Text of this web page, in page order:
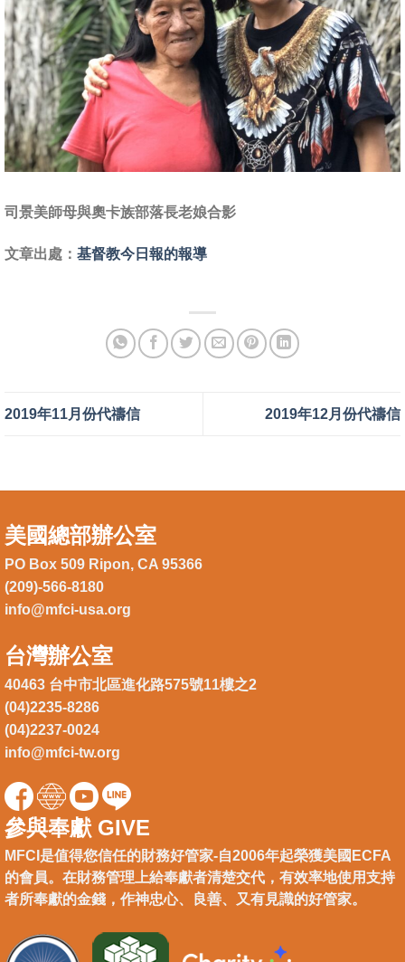
司景美師母與奧卡族部落長老娘合影
文章出處： 基督教今日報的報導
2019年11月份代禱信 2019年12月份代禱信
美國總部辦公室
PO Box 509 Ripon, CA 95366
(209)-566-8180
info@mfci-usa.org
台灣辦公室
40463 台中市北區進化路575號11樓之2
(04)2235-8286
(04)2237-0024
info@mfci-tw.org
參與奉獻 GIVE
MFCI是值得您信任的財務好管家-自2006年起榮獲美國ECFA
的會員。在財務管理上給奉獻者清楚交代，有效率地使用支持
者所奉獻的金錢，作神忠心、良善、又有見識的好管家。